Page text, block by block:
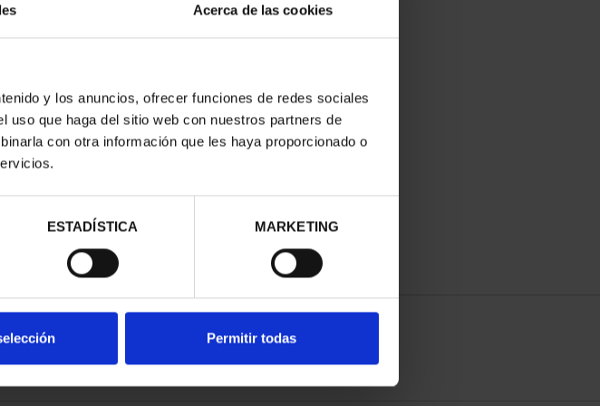
Acerca de las cookies
y los anuncios, ofrecer funciones de redes sociales
que haga del sitio web con nuestros partners de
con otra información que les haya proporcionado o
ESTADÍSTICA MARKETING
Permitir todas